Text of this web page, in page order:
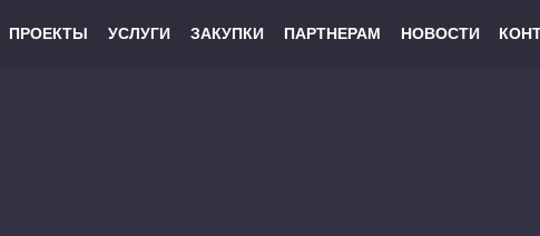
ПРОЕКТЫ УСЛУГИ ЗАКУПКИ ПАРТНЕРАМ НОВОСТИ